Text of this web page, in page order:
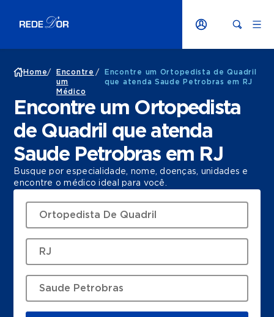
Home/
Encontre
um
Médico
/
Encontre um Ortopedista de Quadril
que atenda Saude Petrobras em RJ
Encontre um Ortopedista
de Quadril que atenda
Saude Petrobras em RJ
Busque por especialidade, nome, doenças, unidades e
encontre o médico ideal para você.